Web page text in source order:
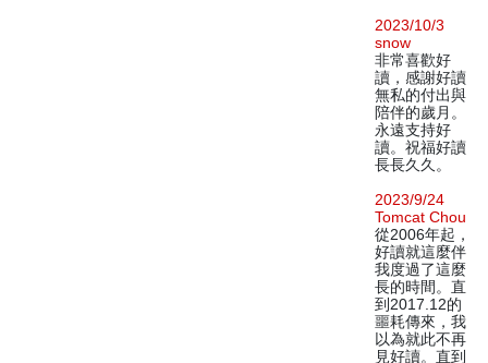
2023/10/3
snow
非常喜歡好
讀，感謝好讀
無私的付出與
陪伴的歲月。
永遠支持好
讀。祝福好讀
長長久久。
2023/9/24
Tomcat Chou
從2006年起，
好讀就這麼伴
我度過了這麼
長的時間。直
到2017.12的
噩耗傳來，我
以為就此不再
見好讀。直到